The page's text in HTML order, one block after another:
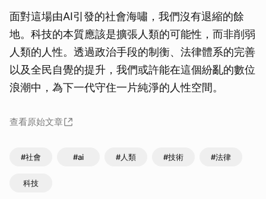
面對這場由AI引發的社會海嘯，我們沒有退縮的餘
地。科技的本質應該是擴張人類的可能性，而非削弱
人類的人性。透過政治手段的制衡、法律體系的完善
以及全民自覺的提升，我們或許能在這個紛亂的數位
浪潮中，為下一代守住一片純淨的人性空間。
查看原始文章
#社會 #ai #人類 #技術 #法律
科技